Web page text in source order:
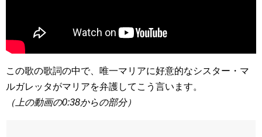
この歌の歌詞の中で、唯一マリアに好意的なシスター・マ
ルガレッタがマリアを弁護してこう言います。
（上の動画の0:38からの部分）